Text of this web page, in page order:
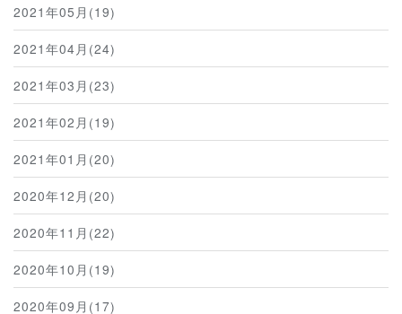
2021年05月(19)
2021年04月(24)
2021年03月(23)
2021年02月(19)
2021年01月(20)
2020年12月(20)
2020年11月(22)
2020年10月(19)
2020年09月(17)